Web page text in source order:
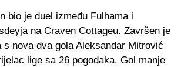
bio je duel između Fulhama i
na Craven Cottageu. Završen je
s nova dva gola Aleksandar Mitrović
lige sa 26 pogodaka. Gol manje